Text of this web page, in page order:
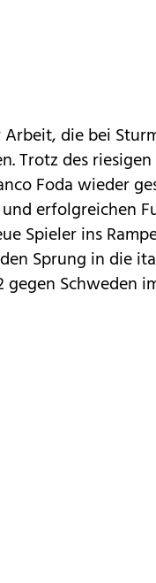
die bei
Trotz des
Foda wieder
erfolgreichen
Spieler ins
Sprung in die
Schweden